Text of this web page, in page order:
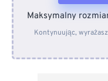
Maksymalny
Kontynuując,